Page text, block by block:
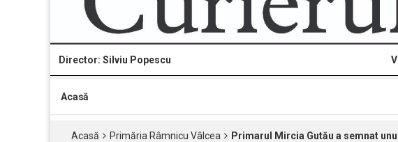
Director: Silviu Popescu
Acasă
Acasă Primăria Râmnicu Vâlcea Primarul Mircia Gutău a semnat